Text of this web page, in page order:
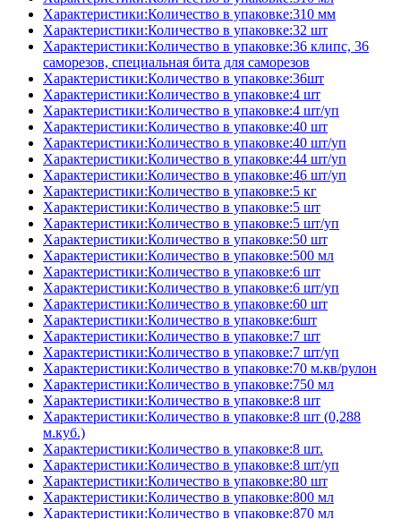
Характеристики:Количество в упаковке:310 мм
Характеристики:Количество в упаковке:32 шт
Характеристики:Количество в упаковке:36 клипс, 36
саморезов, специальная бита для саморезов
Характеристики:Количество в упаковке:36шт
Характеристики:Количество в упаковке:4 шт
Характеристики:Количество в упаковке:4 шт/уп
Характеристики:Количество в упаковке:40 шт
Характеристики:Количество в упаковке:40 шт/уп
Характеристики:Количество в упаковке:44 шт/уп
Характеристики:Количество в упаковке:46 шт/уп
Характеристики:Количество в упаковке:5 кг
Характеристики:Количество в упаковке:5 шт
Характеристики:Количество в упаковке:5 шт/уп
Характеристики:Количество в упаковке:50 шт
Характеристики:Количество в упаковке:500 мл
Характеристики:Количество в упаковке:6 шт
Характеристики:Количество в упаковке:6 шт/уп
Характеристики:Количество в упаковке:60 шт
Характеристики:Количество в упаковке:6шт
Характеристики:Количество в упаковке:7 шт
Характеристики:Количество в упаковке:7 шт/уп
Характеристики:Количество в упаковке:70 м.кв/рулон
Характеристики:Количество в упаковке:750 мл
Характеристики:Количество в упаковке:8 шт
Характеристики:Количество в упаковке:8 шт (0,288
м.куб.)
Характеристики:Количество в упаковке:8 шт.
Характеристики:Количество в упаковке:8 шт/уп
Характеристики:Количество в упаковке:80 шт
Характеристики:Количество в упаковке:800 мл
Характеристики:Количество в упаковке:870 мл